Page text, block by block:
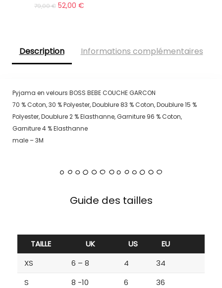
79,00€ 52,00 €
Description Informations complémentaires
Pyjama en velours BOSS BEBE COUCHE GARCON
70 % Coton, 30 % Polyester, Doublure 83 % Coton, Doublure 15 %
Polyester, Doublure 2 % Elasthanne, Garniture 96 % Coton,
Garniture 4 % Elasthanne
male – 3M
Guide des tailles
TAILLE UK US
EU
XS
6 – 8 4
34
S
8 -10 6
36